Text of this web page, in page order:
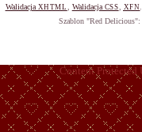
Walidacja XHTML Walidacja CSS XFN
Szablon "Red Delicious":
Content Protected